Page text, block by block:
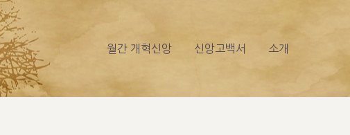
월간 개혁신앙 신앙고백서 소개